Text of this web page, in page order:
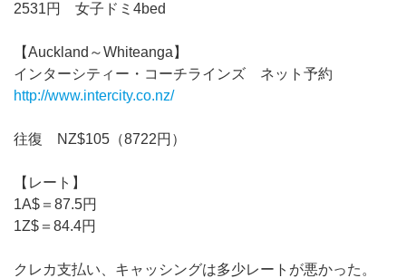
2531円 女子ドミ4bed
【Auckland～Whiteanga】
インターシティー・コーチラインズ ネット予約
http://www.intercity.co.nz/
往復 NZ$105（8722円）
【レート】
1A$＝87.5円
1Z$＝84.4円
クレカ支払い、キャッシングは多少レートが悪かった。